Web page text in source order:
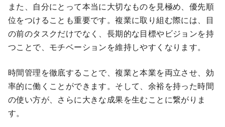
また、自分にとって本当に大切なものを見極め、優先順
位をつけることも重要です。複業に取り組む際には、目
の前のタスクだけでなく、長期的な目標やビジョンを持
つことで、モチベーションを維持しやすくなります。
時間管理を徹底することで、複業と本業を両立させ、効
率的に働くことができます。そして、余裕を持った時間
の使い方が、さらに大きな成果を生むことに繋がりま
す。